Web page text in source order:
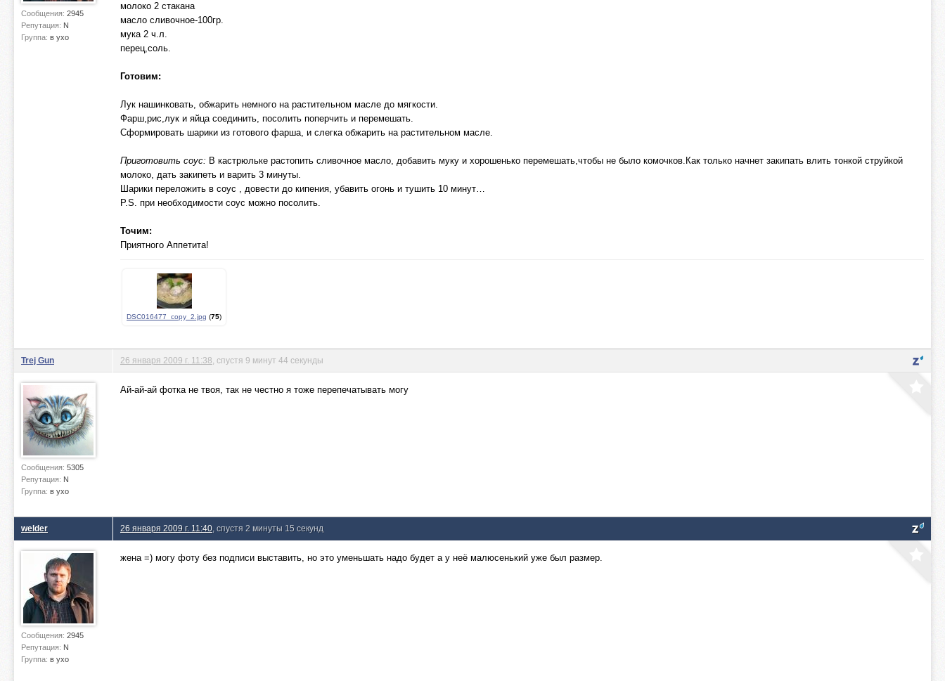
Сообщения: 2945
Репутация: N
Группа: в ухо
молоко 2 стакана
масло сливочное-100гр.
мука 2 ч.л.
перец,соль.
Готовим:
Лук нашинковать, обжарить немного на растительном масле до мягкости.
Фарш,рис,лук и яйца соединить, посолить поперчить и перемешать.
Сформировать шарики из готового фарша, и слегка обжарить на растительном масле.
Приготовить соус: В кастрюльке растопить сливочное масло, добавить муку и хорошенько перемешать,чтобы не было комочков.Как только начнет закипать влить тонкой струйкой
молоко, дать закипеть и варить 3 минуты.
Шарики переложить в соус , довести до кипения, убавить огонь и тушить 10 минут…
P.S. при необходимости соус можно посолить.
Точим:
Приятного Аппетита!
DSC016477_copy_2.jpg (75)
Trej Gun
Сообщения: 5305
Репутация: N
Группа: в ухо
26 января 2009 г. 11:38 , спустя 9 минут 44 секунды
Ай-ай-ай фотка не твоя, так не честно я тоже перепечатывать могу
welder
Сообщения: 2945
Репутация: N
Группа: в ухо
26 января 2009 г. 11:40 , спустя 2 минуты 15 секунд
жена =) могу фоту без подписи выставить, но это уменьшать надо будет а у неё малюсенький уже был размер.